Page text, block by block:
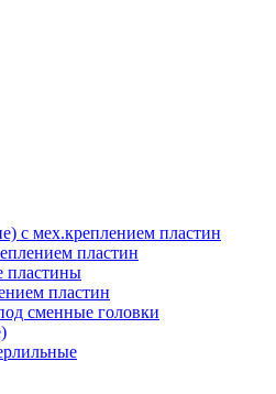
с мех.креплением пластин
пластин
пластины
пластин
сменные головки